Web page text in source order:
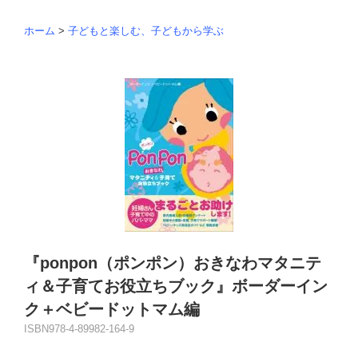
ホーム > 子どもと楽しむ、子どもから学ぶ
『ponpon（ポンポン）おきなわマタニテ
ィ＆子育てお役立ちブック』ボーダーイン
ク＋ベビードットマム編
ISBN978-4-89982-164-9